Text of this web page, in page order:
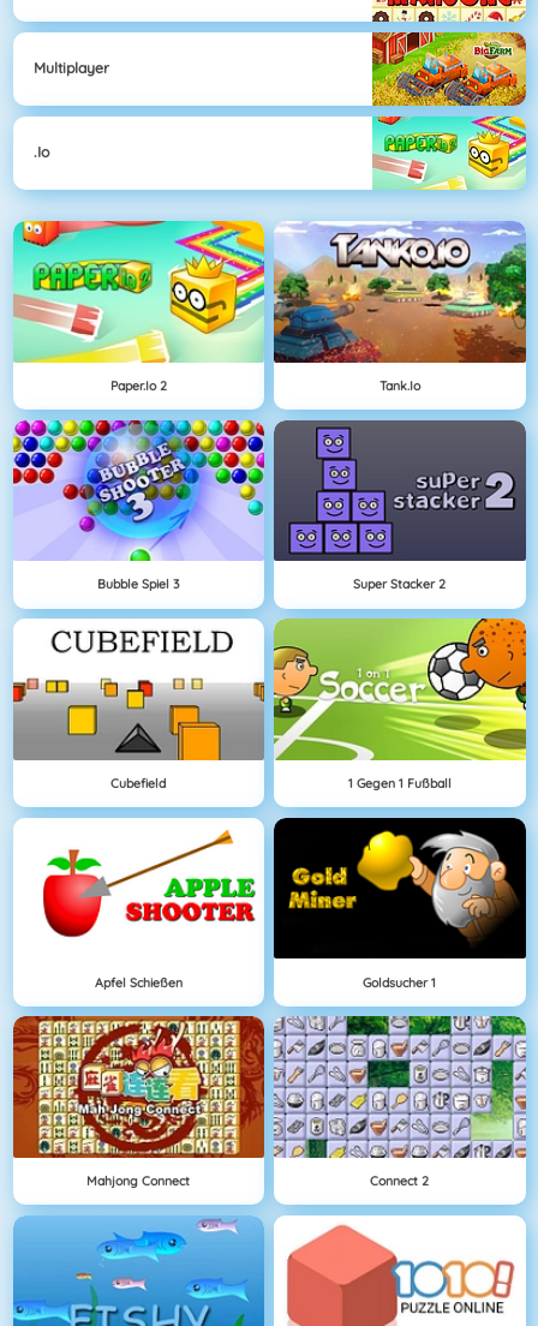
Multiplayer
.io
Paper.io 2 Tank.io
Bubble Spiel 3 Super Stacker 2
Cubefield 1 Gegen 1 Fußball
Apfel Schießen Goldsucher 1
Mahjong Connect Connect 2